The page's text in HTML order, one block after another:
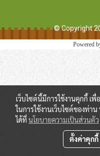
© Copyright
Powered
เว็บไซต์นี้มีการใช้งานคุกกี้
ในการใช้งานเว็บไซต์ของท่า
ได้ที่นโยบายความเป็นส่วนตัว
ตั้งค่าคุกกี้